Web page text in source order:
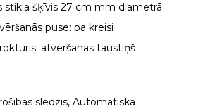
stikla šķīvis 27 cm mm diametrā
puse: pa kreisi
atvēršanas taustiņš
slēdzis, Automātiskā